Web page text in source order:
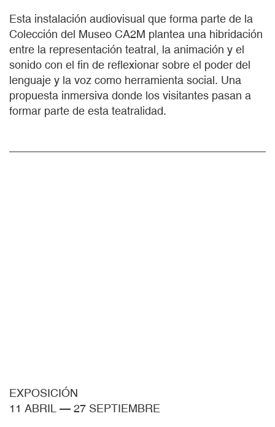
Esta instalación audiovisual que forma parte de la
Colección del Museo CA2M plantea una hibridación
entre la representación teatral, la animación y el
sonido con el fin de reflexionar sobre el poder del
lenguaje y la voz como herramienta social. Una
propuesta inmersiva donde los visitantes pasan a
formar parte de esta teatralidad.
EXPOSICIÓN
11 ABRIL — 27 SEPTIEMBRE